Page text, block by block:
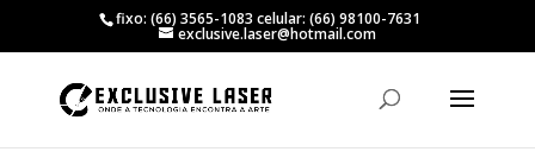
fixo: (66) 3565-1083 celular: (66) 98100-7631
exclusive.laser@hotmail.com